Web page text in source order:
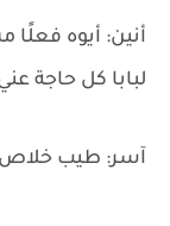
أنين: أيوه
لبابا كل حاجة
آسر: طيب خلاص،